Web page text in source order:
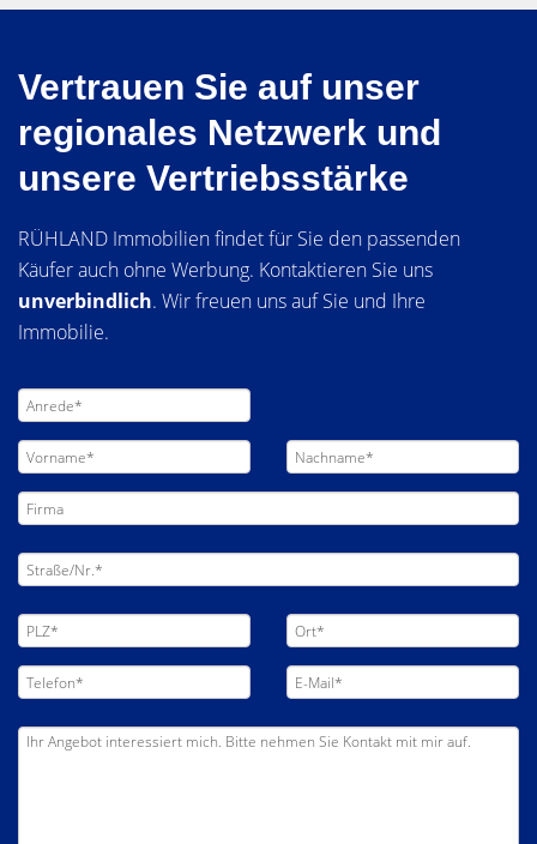
Vertrauen Sie auf unser
regionales Netzwerk und
unsere Vertriebsstärke
RÜHLAND Immobilien findet für Sie den passenden
Käufer auch ohne Werbung. Kontaktieren Sie uns
unverbindlich. Wir freuen uns auf Sie und Ihre
Immobilie.